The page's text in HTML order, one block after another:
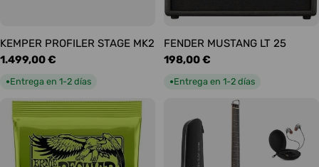
KEMPER PROFILER STAGE MK2
Precio
habitual
1.499,00 €
●Entrega en 1-2 días
FENDER MUSTANG LT 25
Precio
habitual
198,00 €
●Entrega en 1-2 días